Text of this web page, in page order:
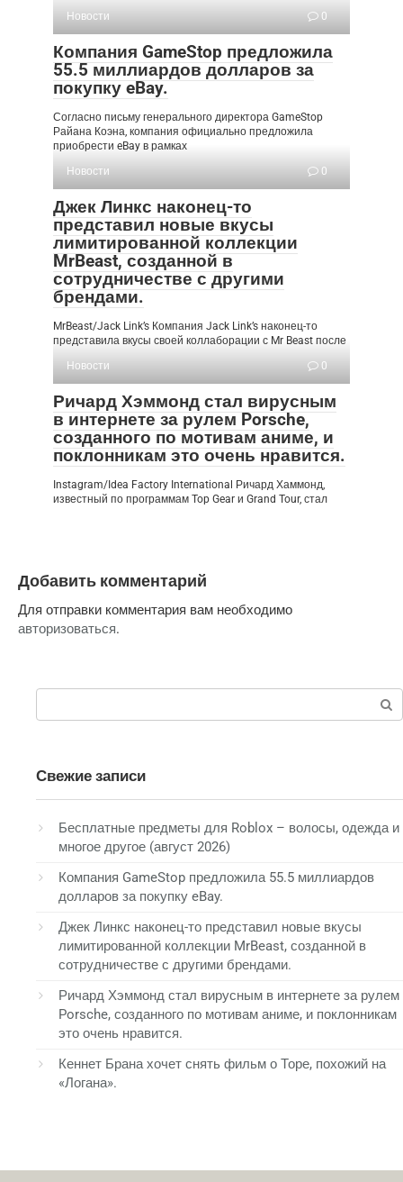
Новости
0
Компания GameStop предложила
55.5 миллиардов долларов за
покупку eBay.
Согласно письму генерального директора GameStop
Райана Коэна, компания официально предложила
приобрести eBay в рамках
Новости
0
Джек Линкс наконец-то
представил новые вкусы
лимитированной коллекции
MrBeast, созданной в
сотрудничестве с другими
брендами.
MrBeast/Jack Link’s Компания Jack Link’s наконец-то
представила вкусы своей коллаборации с Mr Beast после
Новости
0
Ричард Хэммонд стал вирусным
в интернете за рулем Porsche,
созданного по мотивам аниме, и
поклонникам это очень нравится.
Instagram/Idea Factory International Ричард Хаммонд,
известный по программам Top Gear и Grand Tour, стал
Добавить комментарий
Для отправки комментария вам необходимо
авторизоваться.
Поиск:
Свежие записи
Бесплатные предметы для Roblox – волосы, одежда и
многое другое (август 2026)
Компания GameStop предложила 55.5 миллиардов
долларов за покупку eBay.
Джек Линкс наконец-то представил новые вкусы
лимитированной коллекции MrBeast, созданной в
сотрудничестве с другими брендами.
Ричард Хэммонд стал вирусным в интернете за рулем
Porsche, созданного по мотивам аниме, и поклонникам
это очень нравится.
Кеннет Брана хочет снять фильм о Торе, похожий на
«Логана».